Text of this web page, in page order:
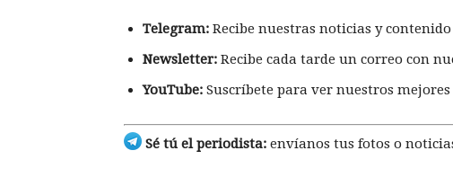
Telegram: Recibe nuestras noticias y
Newsletter: Recibe cada tarde un correo con
YouTube: Suscríbete para ver nuestros mejores
Sé tú el periodista: envíanos tus fotos o